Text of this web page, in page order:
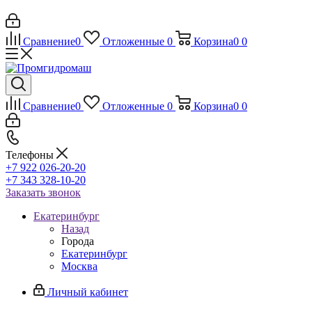
Сравнение0 Отложенные 0 Корзина0 0
Сравнение0 Отложенные 0 Корзина0 0
Телефоны
+7 922 026-20-20
+7 343 328-10-20
Заказать звонок
Екатеринбург
Назад
Города
Екатеринбург
Москва
Личный кабинет